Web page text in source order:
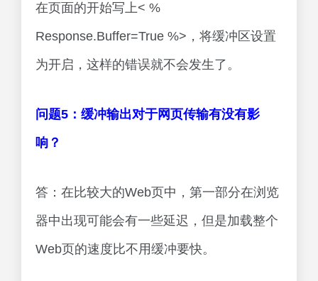
在页面的开始写上< %
Response.Buffer=True %>，将缓冲区设置
为开启，这样的错误就不会发生了。
问题5：缓冲输出对于网页传输有没有影
响？
答：在比较大的Web页中，第一部分在浏览
器中出现可能会有一些延迟，但是加载整个
Web页的速度比不用缓冲要快。